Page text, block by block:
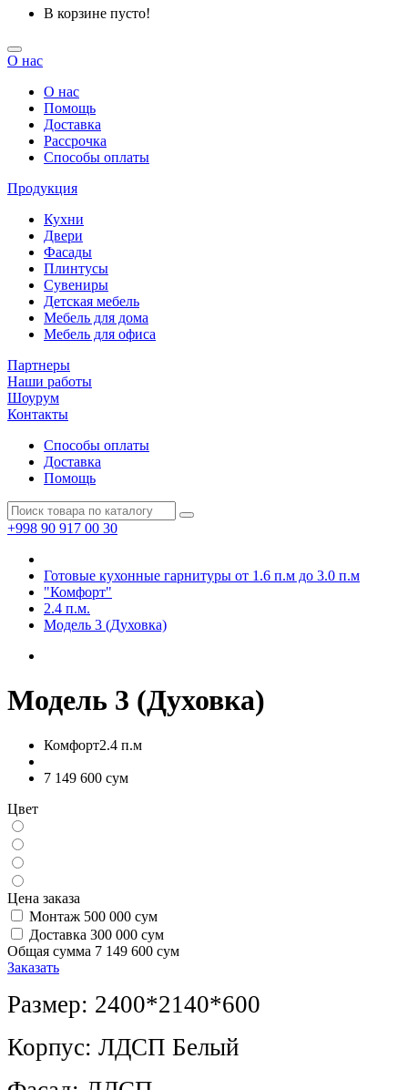
В корзине пусто!
О нас
О нас
Помощь
Доставка
Рассрочка
Способы оплаты
Продукция
Кухни
Двери
Фасады
Плинтусы
Сувениры
Детская мебель
Мебель для дома
Мебель для офиса
Партнеры
Наши работы
Шоурум
Контакты
Способы оплаты
Доставка
Помощь
+998 90 917 00 30
Готовые кухонные гарнитуры от 1.6 п.м до 3.0 п.м
"Комфорт"
2.4 п.м.
Модель 3 (Духовка)
Модель 3 (Духовка)
Комфорт2.4 п.м
7 149 600 сум
Цвет
Цена заказа
Монтаж 500 000 сум
Доставка 300 000 сум
Общая сумма 7 149 600 сум
Заказать
Размер: 2400*2140*600
Корпус: ЛДСП Белый